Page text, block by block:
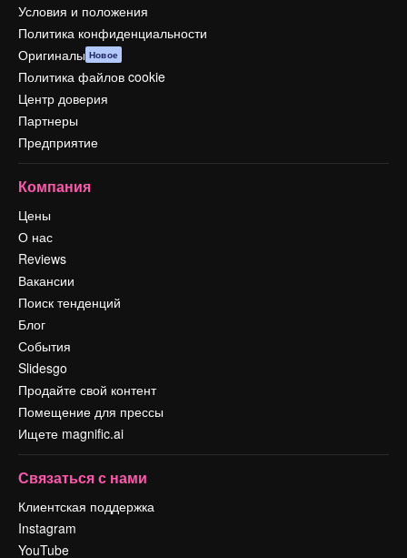
Условия и положения
Политика конфиденциальности
Оригиналы Новое
Политика файлов cookie
Центр доверия
Партнеры
Предприятие
Компания
Цены
О нас
Reviews
Вакансии
Поиск тенденций
Блог
События
Slidesgo
Продайте свой контент
Помещение для прессы
Ищете magnific.ai
Связаться с нами
Клиентская поддержка
Instagram
YouTube